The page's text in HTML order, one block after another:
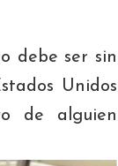
debe ser sin
Unidos
de alguien